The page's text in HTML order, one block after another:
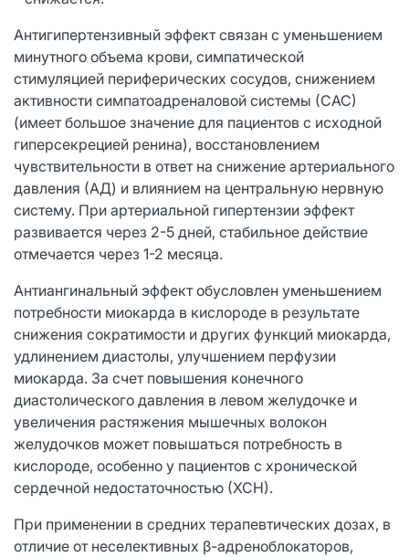
Антигипертензивный эффект связан с уменьшением
минутного объема крови, симпатической
стимуляцией периферических сосудов, снижением
активности симпатоадреналовой системы (САС)
(имеет большое значение для пациентов с исходной
гиперсекрецией ренина), восстановлением
чувствительности в ответ на снижение артериального
давления (АД) и влиянием на центральную нервную
систему. При артериальной гипертензии эффект
развивается через 2-5 дней, стабильное действие
отмечается через 1-2 месяца.
Антиангинальный эффект обусловлен уменьшением
потребности миокарда в кислороде в результате
снижения сократимости и других функций миокарда,
удлинением диастолы, улучшением перфузии
миокарда. За счет повышения конечного
диастолического давления в левом желудочке и
увеличения растяжения мышечных волокон
желудочков может повышаться потребность в
кислороде, особенно у пациентов с хронической
сердечной недостаточностью (ХСН).
При применении в средних терапевтических дозах, в
отличие от неселективных β-адреноблокаторов,